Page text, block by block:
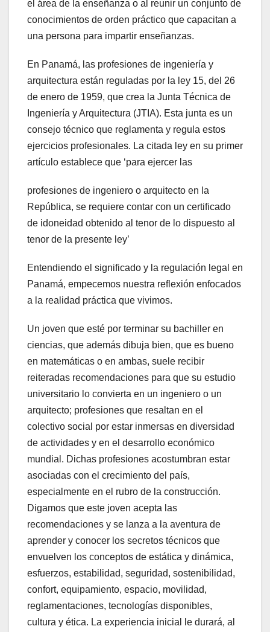
el área de la enseñanza o al reunir un conjunto de
conocimientos de orden práctico que capacitan a
una persona para impartir enseñanzas.
En Panamá, las profesiones de ingeniería y
arquitectura están reguladas por la ley 15, del 26
de enero de 1959, que crea la Junta Técnica de
Ingeniería y Arquitectura (JTIA). Esta junta es un
consejo técnico que reglamenta y regula estos
ejercicios profesionales. La citada ley en su primer
artículo establece que ‘para ejercer las
profesiones de ingeniero o arquitecto en la
República, se requiere contar con un certificado
de idoneidad obtenido al tenor de lo dispuesto al
tenor de la presente ley’
Entendiendo el significado y la regulación legal en
Panamá, empecemos nuestra reflexión enfocados
a la realidad práctica que vivimos.
Un joven que esté por terminar su bachiller en
ciencias, que además dibuja bien, que es bueno
en matemáticas o en ambas, suele recibir
reiteradas recomendaciones para que su estudio
universitario lo convierta en un ingeniero o un
arquitecto; profesiones que resaltan en el
colectivo social por estar inmersas en diversidad
de actividades y en el desarrollo económico
mundial. Dichas profesiones acostumbran estar
asociadas con el crecimiento del país,
especialmente en el rubro de la construcción.
Digamos que este joven acepta las
recomendaciones y se lanza a la aventura de
aprender y conocer los secretos técnicos que
envuelven los conceptos de estática y dinámica,
esfuerzos, estabilidad, seguridad, sostenibilidad,
confort, equipamiento, espacio, movilidad,
reglamentaciones, tecnologías disponibles,
cultura y ética. La experiencia inicial le durará, al